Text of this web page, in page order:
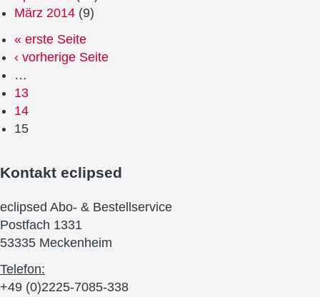
März 2014 (9)
« erste Seite
‹ vorherige Seite
…
13
14
15
Kontakt eclipsed
eclipsed Abo- & Bestellservice
Postfach 1331
53335 Meckenheim
Telefon:
+49 (0)2225-7085-338